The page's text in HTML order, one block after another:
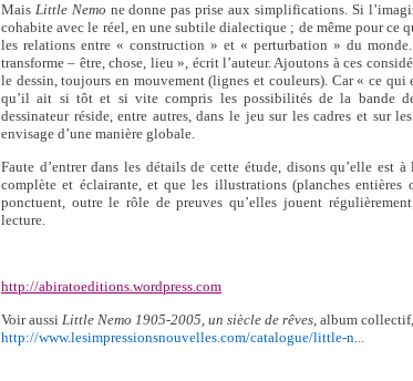
Mais Little Nemo ne donne pas prise aux simplifications. Si
cohabite avec le réel, en une subtile dialectique ; de même pour ce
les relations entre « construction » et « perturbation » du
transforme – être, chose, lieu », écrit l’auteur. Ajoutons à ces
le dessin, toujours en mouvement (lignes et couleurs). Car « ce qui
qu’il ait si tôt et si vite compris les possibilités de la bande
dessinateur réside, entre autres, dans le jeu sur les cadres et sur
envisage d’une manière globale.
Faute d’entrer dans les détails de cette étude, disons qu’elle est
complète et éclairante, et que les illustrations (planches entières
ponctuent, outre le rôle de preuves qu’elles jouent
lecture.
http://abiratoeditions.wordpress.com
Voir aussi Little Nemo 1905-2005, un siècle de rêves, album
http://www.lesimpressionsnouvelles.com/catalogue/little-n...